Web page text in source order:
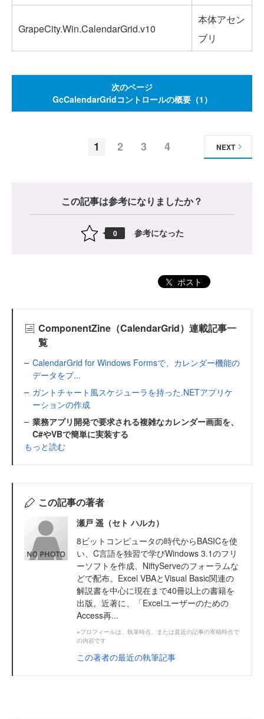
GrapeCity.Win.CalendarGrid.v10
本体アセン
ブリ
次のページ
GcCalendarGridコントロールの概要（1）
1 2 3 4 NEXT
この記事は参考になりましたか？
0 参考になった
ポスト
ComponentZine（CalendarGrid）連載記事一
覧
CalendarGrid for Windows Formsで、カレンダー機能の
データをプ...
ガントチャート風スケジューラを持った.NETアプリケ
ーションの作成
業務アプリ開発で要求される複雑なカレンダー画面を、
C#やVBで簡単に実装する
もっと読む
この記事の著者
瀬戸 遥（セト ハルカ）
8ビットコンピュータの時代からBASICを使
い、C言語を独習で学びWindows 3.1のフリ
ーソフトを作成、NiftyServeのフォーラムな
どで配布。Excel VBAとVisual Basic関連の
解説書を中心に現在まで40冊以上の書籍を
出版。近著に、「Excelユーザーのための
Access再...
※プロフィールは、執筆時点、または直近の記事の寄稿時点で
の内容です
この著者の最近の執筆記事